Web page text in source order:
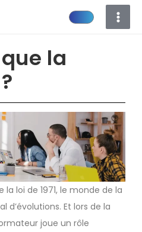
la
loi de 1971, le monde de la
Et lors de la
joue un rôle